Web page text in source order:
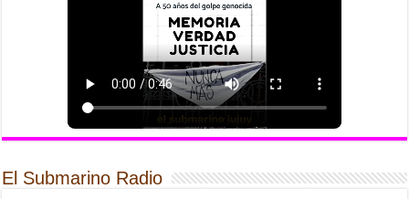
El Submarino Radio